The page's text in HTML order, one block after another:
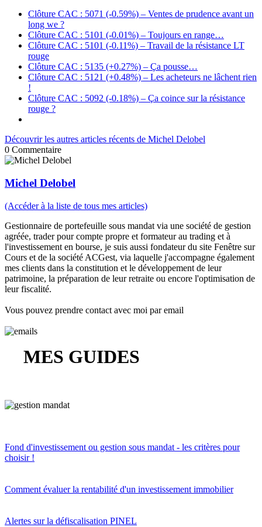
Clôture CAC : 5071 (-0.59%) – Ventes de prudence avant un
long we ?
Clôture CAC : 5101 (-0.01%) – Toujours en range…
Clôture CAC : 5101 (-0.11%) – Travail de la résistance LT
rouge
Clôture CAC : 5135 (+0.27%) – Ça pousse…
Clôture CAC : 5121 (+0.48%) – Les acheteurs ne lâchent rien
!
Clôture CAC : 5092 (-0.18%) – Ça coince sur la résistance
rouge ?
Découvrir les autres articles récents de Michel Delobel
0 Commentaire
Michel Delobel
(Accéder à la liste de tous mes articles)
Gestionnaire de portefeuille sous mandat via une société de gestion
agréée, trader pour compte propre et formateur au trading et à
l'investissement en bourse, je suis aussi fondateur du site Fenêtre sur
Cours et de la société ACGest, via laquelle j'accompagne également
mes clients dans la constitution et le développement de leur
patrimoine, la préparation de leur retraite ou encore l'optimisation de
leur fiscalité.
Vous pouvez prendre contact avec moi par email
MES GUIDES
Fond d'investissement ou gestion sous mandat - les critères pour
choisir !
Comment évaluer la rentabilité d'un investissement immobilier
Alertes sur la défiscalisation PINEL